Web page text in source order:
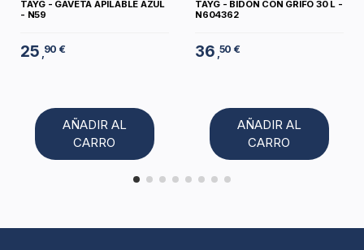
TAYG - GAVETA APILABLE AZUL
- N59
25 ,90 €
AÑADIR AL
CARRO
TAYG - BIDON CON GRIFO 30 L -
N604362
36 ,50 €
AÑADIR AL
CARRO